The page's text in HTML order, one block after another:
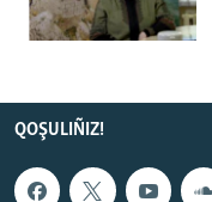
QOŞULIÑIZ!